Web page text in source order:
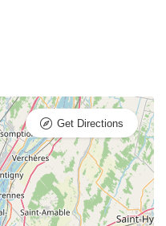
Get Directions